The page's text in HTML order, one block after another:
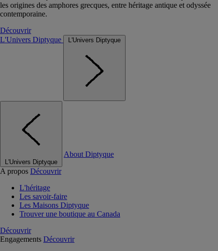
les origines des amphores grecques, entre héritage antique et odyssée
contemporaine.
Découvrir
L'Univers Diptyque
L'Univers Diptyque
L'Univers Diptyque
About Diptyque
A propos Découvrir
L'héritage
Les savoir-faire
Les Maisons Diptyque
Trouver une boutique au Canada
Découvrir
Engagements Découvrir